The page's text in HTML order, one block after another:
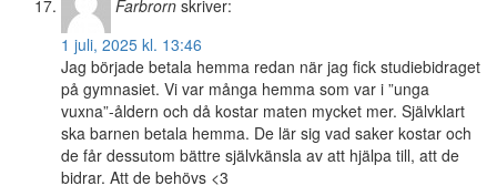
Farbrorn skriver:
1 juli, 2025 kl. 13:46
Jag började betala hemma redan när jag fick studiebidraget
på gymnasiet. Vi var många hemma som var i ”unga
vuxna”-åldern och då kostar maten mycket mer. Självklart
ska barnen betala hemma. De lär sig vad saker kostar och
de får dessutom bättre självkänsla av att hjälpa till, att de
bidrar. Att de behövs <3